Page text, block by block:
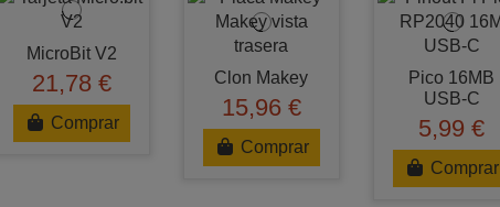
MicroBit V2
21,78 €
Comprar
Clon Makey
15,96 €
Comprar
Pico 16MB
USB-C
5,99 €
Comprar